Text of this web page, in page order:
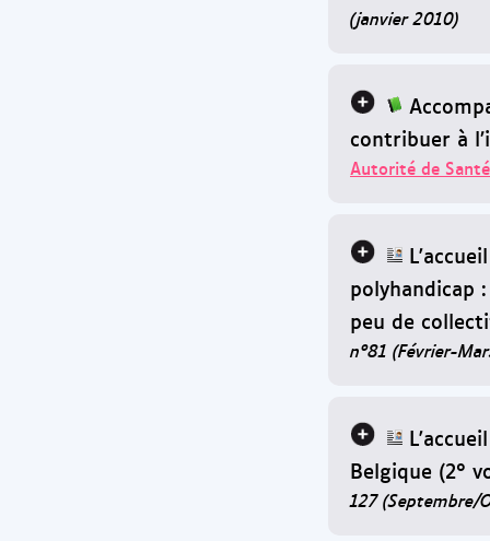
(janvier 2010)
contribuer à
Autorité de Santé
polyhandicap
peu de
n°81 (Février-
Belgique (2°
127 (Septembre/